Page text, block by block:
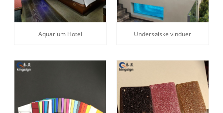
Aquarium Hotel Undersøiske vinduer